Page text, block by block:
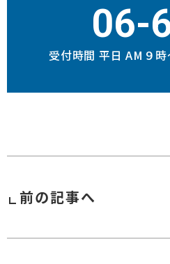
06-
受付時間 平日 AM９
前の記事へ